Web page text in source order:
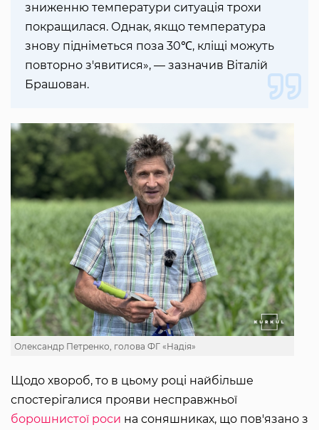
зниженню температури ситуація трохи
покращилася. Однак, якщо температура
знову підніметься поза 30℃, кліщі можуть
повторно з'явитися», — зазначив Віталій
Брашован.
Олександр Петренко, голова ФГ «Надія»
Щодо хвороб, то в цьому році найбільше
спостерігалися прояви несправжньої
борошнистої роси на соняшниках, що пов'язано з